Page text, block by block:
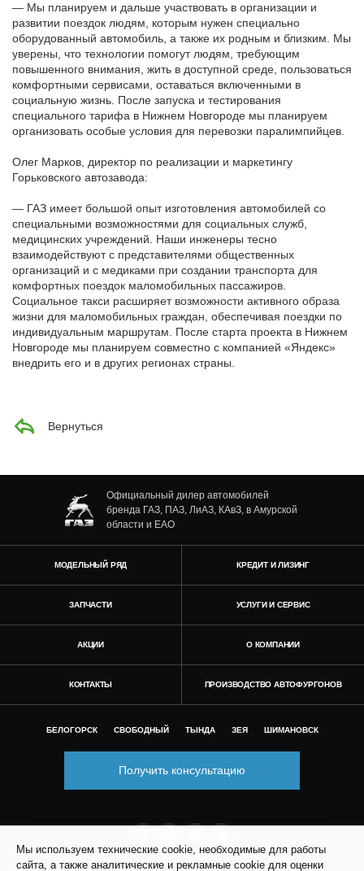
— Мы планируем и дальше участвовать в организации и
развитии поездок людям, которым нужен специально
оборудованный автомобиль, а также их родным и близким. Мы
уверены, что технологии помогут людям, требующим
повышенного внимания, жить в доступной среде, пользоваться
комфортными сервисами, оставаться включенными в
социальную жизнь. После запуска и тестирования
специального тарифа в Нижнем Новгороде мы планируем
организовать особые условия для перевозки паралимпийцев.
Олег Марков, директор по реализации и маркетингу
Горьковского автозавода:
— ГАЗ имеет большой опыт изготовления автомобилей со
специальными возможностями для социальных служб,
медицинских учреждений. Наши инженеры тесно
взаимодействуют с представителями общественных
организаций и с медиками при создании транспорта для
комфортных поездок маломобильных пассажиров.
Социальное такси расширяет возможности активного образа
жизни для маломобильных граждан, обеспечивая поездки по
индивидуальным маршрутам. После старта проекта в Нижнем
Новгороде мы планируем совместно с компанией «Яндекс»
внедрить его и в других регионах страны.
Вернуться
Официальный дилер автомобилей
бренда ГАЗ, ПАЗ, ЛиАЗ, КАвЗ, в Амурской
области и ЕАО
МОДЕЛЬНЫЙ РЯД КРЕДИТ И ЛИЗИНГ
ЗАПЧАСТИ УСЛУГИ И СЕРВИС
АКЦИИ О КОМПАНИИ
КОНТАКТЫ ПРОИЗВОДСТВО АВТОФУРГОНОВ
БЕЛОГОРСК СВОБОДНЫЙ ТЫНДА ЗЕЯ ШИМАНОВСК
Получить консультацию
Мы используем технические cookie, необходимые для работы
сайта, а также аналитические и рекламные cookie для оценки